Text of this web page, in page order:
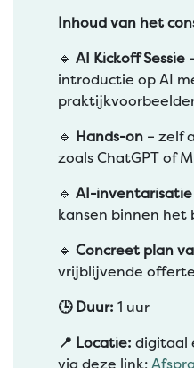
Inhoud van het
🔹 AI Kickoff Sessie
introductie op AI
🔹 Hands-on – zelf
zoals ChatGPT of
🔹 AI-inventarisatie
kansen binnen het
🔹 Concreet plan
vrijblijvende
🕒 Duur: 1 uur
📍 Locatie: digitaal
via deze link;